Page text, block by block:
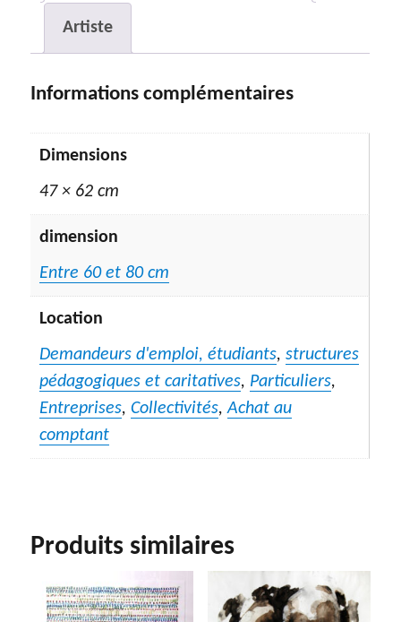
Artiste
Informations complémentaires
Dimensions
47 × 62 cm
dimension
Entre 60 et 80 cm
Location
Demandeurs d'emploi, étudiants,structures
pédagogiques et caritatives, Particuliers,
Entreprises,Collectivités,Achat au
comptant
Produits similaires